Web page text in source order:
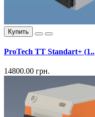
Купить
ProTech ТТ Standart+ (1..
14800.00 грн.